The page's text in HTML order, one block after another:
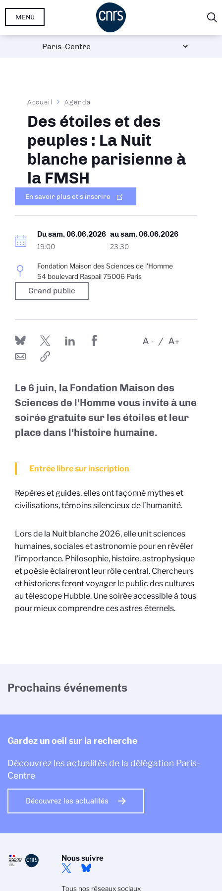
Aller
MENU
Fil
d'Ariane
Accueil Agenda
Des étoiles et des
peuples : La Nuit
blanche parisienne à
la FMSH
En savoir plus et s'inscrire
Dusam. 06.06.2026
19:00
ausam. 06.06.2026
23:30
Fondation Maison des Sciences de l'Homme
54 boulevard Raspail 75006 Paris
Grand public
-
A +
A
Le 6 juin, la Fondation Maison des
Sciences de l'Homme vous invite à une
soirée gratuite sur les étoiles et leur
place dans l'histoire humaine.
Entrée libre sur inscription
Repères et guides, elles ont façonné mythes et
civilisations, témoins silencieux de l’humanité.
Lors de la Nuit blanche 2026, elle unit sciences
humaines, sociales et astronomie pour en révéler
l’importance. Philosophie, histoire, astrophysique
et poésie éclaireront leur rôle central. Chercheurs
et historiens feront voyager le public des cultures
au télescope Hubble. Une soirée accessible à tous
pour mieux comprendre ces astres éternels.
Prochains événements
Gardez un oeil sur la recherche
Découvrez les actualités de la délégation Paris-
Centre
Découvrez les actualités
Nous suivre
Tous nos réseaux sociaux